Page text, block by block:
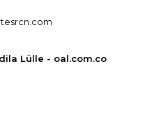
Lülle - oal.com.co